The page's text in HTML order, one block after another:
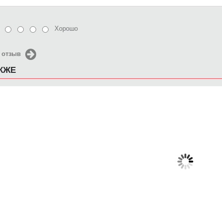
Хорошо
отзыв